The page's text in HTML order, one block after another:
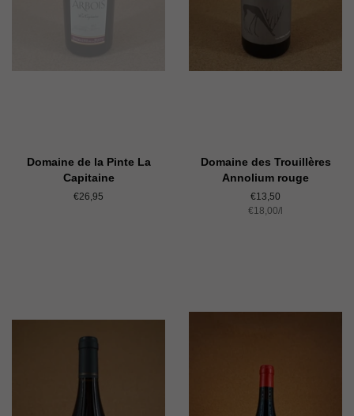
Domaine de la Pinte La
Capitaine
Normaler
€26,95
Domaine des Trouillères
Annolium rouge
Normaler
Preis
€13,50
Einzelpreis
€18,00/